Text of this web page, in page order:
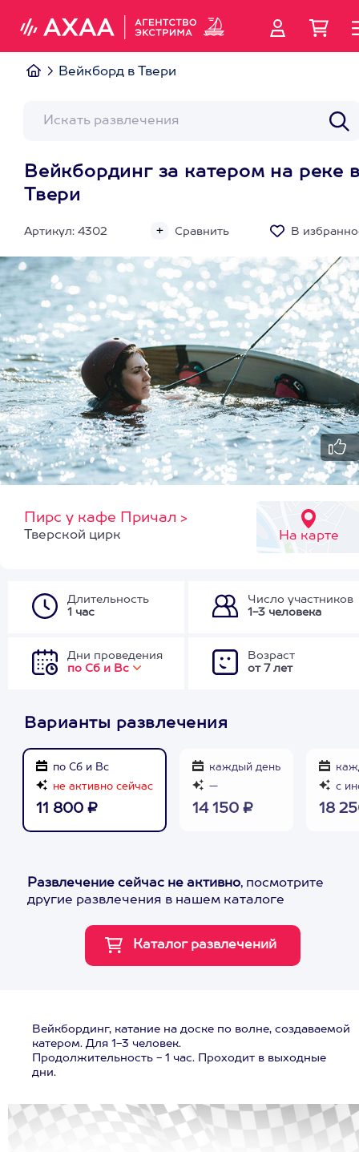
Вейкборд в Твери
Вейкбординг за катером на реке
Твери
Артикул: 4302 Сравнить В
Пирс у кафе Причал >
На карте
Тверской цирк
Длительность
1 час
Число участников
1-3 человека
Дни проведения
по Сб и Вс
Возраст
от 7 лет
Варианты развлечения
по Сб и Вс
не активно сейчас
11 800 ₽
каждый день
—
14 150 ₽
с
18
Развлечение сейчас не активно, посмотрите
другие развлечения в нашем каталоге
Вейкбординг, катание на доске по волне, создаваемой
катером. Для 1-3 человек.
Продолжительность - 1 час. Проходит в выходные
дни.